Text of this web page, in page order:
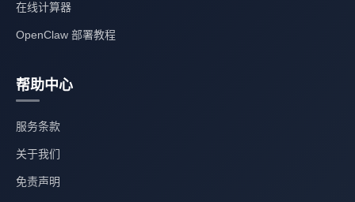
在线计算器
OpenClaw 部署教程
帮助中心
服务条款
关于我们
免责声明